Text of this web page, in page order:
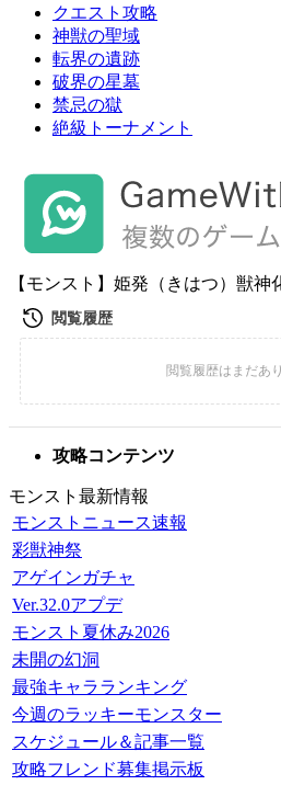
クエスト攻略
神獣の聖域
転界の遺跡
破界の星墓
禁忌の獄
絶級トーナメント
【モンスト】姫発（きはつ）獣
攻略コンテンツ
モンスト最新情報
モンストニュース速報
彩獣神祭
アゲインガチャ
Ver.32.0アプデ
モンスト夏休み2026
未開の幻洞
最強キャラランキング
今週のラッキーモンスター
スケジュール＆記事一覧
攻略フレンド募集掲示板